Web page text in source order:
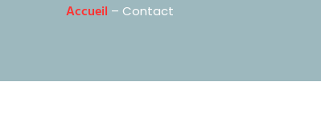
Accueil – Contact